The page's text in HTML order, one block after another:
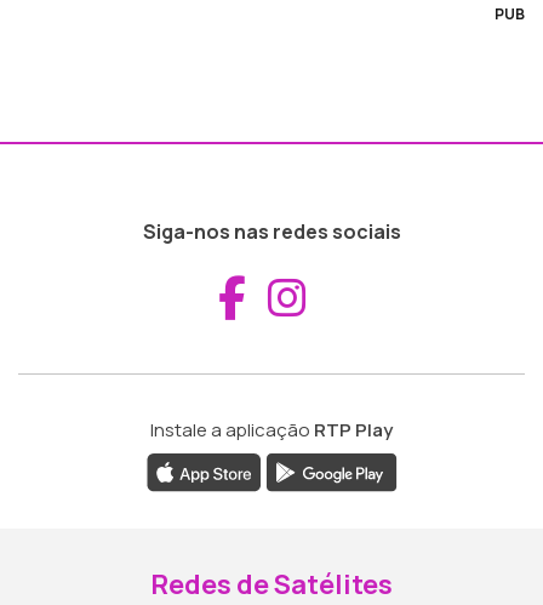
PUB
Siga-nos nas redes sociais
Aceder ao
Instale a aplicação RTP Play
Redes de Satélites